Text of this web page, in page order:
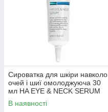
Сироватка для шкіри навколо
очей і шиї омолоджуюча 30
мл HA EYE & NECK SERUM
LINE REPAIR HYDRA
CHRISTINA
В наявності